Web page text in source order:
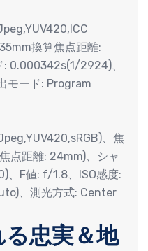
換算焦点距離:
0.000342s(1/2924)、
モード: Program
、焦
点距離: 24mm)、シャ
、F値: f/1.8、ISO感度:
、測光方式: Center
忠実＆地